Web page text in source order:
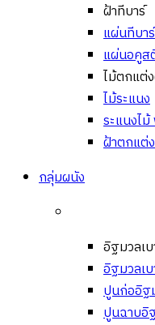
ฝ้าทีบาร์
แผ่นทีบาร์
แผ่นอคูส
ไม้ตกแต่
ไม้ระแนง
ระแนงไ
ฝ้าตกแต่
กลุ่มผนัง
อิฐมวลเ
อิฐมวลเ
ปูนก่ออิฐ
ปูนฉาบอิ